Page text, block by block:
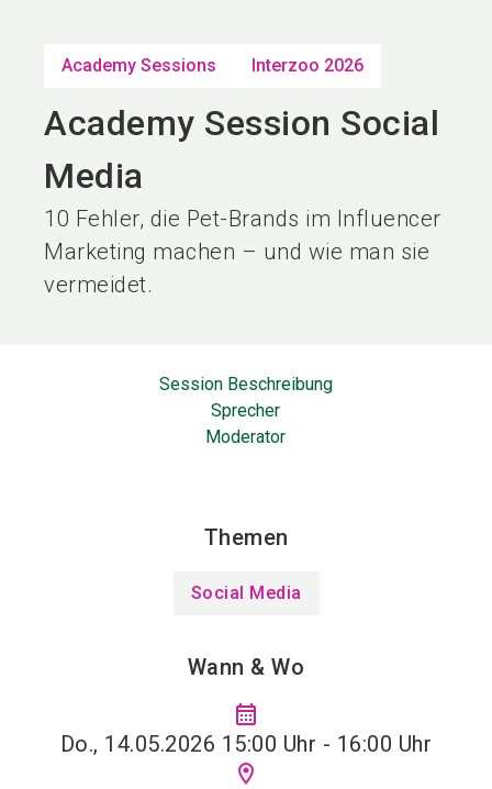
Academy Sessions Interzoo 2026
Academy Session Social
Media
10 Fehler, die Pet-Brands im Influencer
Marketing machen – und wie man sie
vermeidet.
Session Beschreibung
Sprecher
Moderator
Themen
Social Media
Wann & Wo
calendar_month
Do., 14.05.2026 15:00 Uhr - 16:00 Uhr
location_on